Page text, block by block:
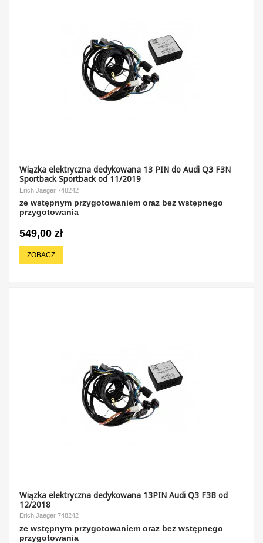
Wiązka elektryczna dedykowana 13 PIN do Audi Q3 F3N
Sportback Sportback od 11/2019
Erich Jaeger 748242
ze wstępnym przygotowaniem oraz bez wstępnego
przygotowania
549,00 zł
ZOBACZ
Wiązka elektryczna dedykowana 13PIN Audi Q3 F3B od
12/2018
Erich Jaeger 748242
ze wstępnym przygotowaniem oraz bez wstępnego
przygotowania